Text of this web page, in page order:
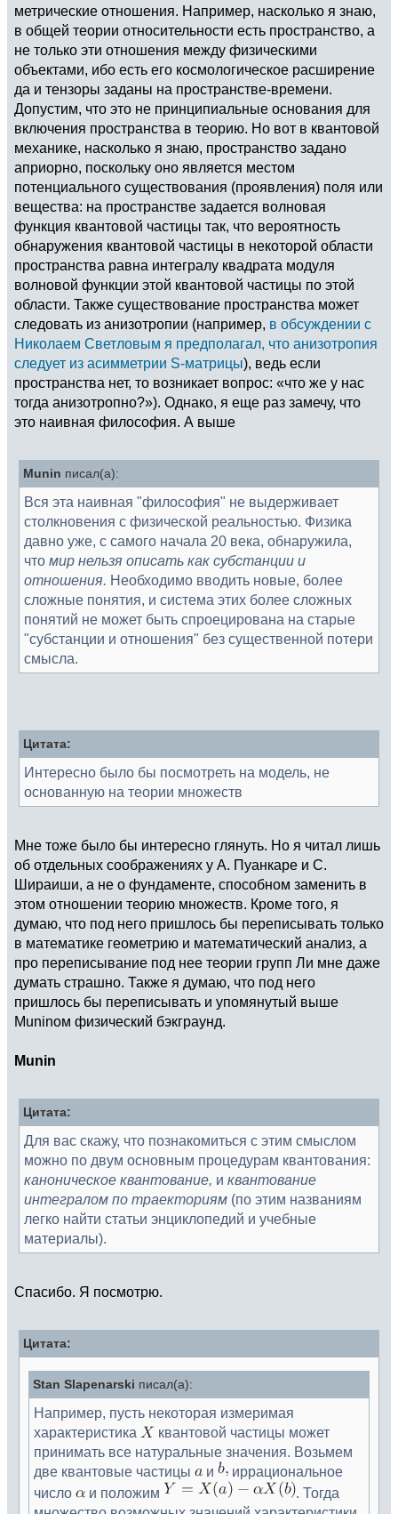
метрические отношения. Например, насколько я знаю,
в общей теории относительности есть пространство, а
не только эти отношения между физическими
объектами, ибо есть его космологическое расширение
да и тензоры заданы на пространстве-времени.
Допустим, что это не принципиальные основания для
включения пространства в теорию. Но вот в квантовой
механике, насколько я знаю, пространство задано
априорно, поскольку оно является местом
потенциального существования (проявления) поля или
вещества: на пространстве задается волновая
функция квантовой частицы так, что вероятность
обнаружения квантовой частицы в некоторой области
пространства равна интегралу квадрата модуля
волновой функции этой квантовой частицы по этой
области. Также существование пространства может
следовать из анизотропии (например, в обсуждении с
Николаем Светловым я предполагал, что анизотропия
следует из асимметрии S-матрицы), ведь если
пространства нет, то возникает вопрос: «что же у нас
тогда анизотропно?»). Однако, я еще раз замечу, что
это наивная философия. А выше
Munin писал(а):
Вся эта наивная "философия" не выдерживает
столкновения с физической реальностью. Физика
давно уже, с самого начала 20 века, обнаружила,
что мир нельзя описать как субстанции и
отношения. Необходимо вводить новые, более
сложные понятия, и система этих более сложных
понятий не может быть спроецирована на старые
"субстанции и отношения" без существенной потери
смысла.
Цитата:
Интересно было бы посмотреть на модель, не
основанную на теории множеств
Мне тоже было бы интересно глянуть. Но я читал лишь
об отдельных соображениях у А. Пуанкаре и С.
Шираиши, а не о фундаменте, способном заменить в
этом отношении теорию множеств. Кроме того, я
думаю, что под него пришлось бы переписывать только
в математике геометрию и математический анализ, а
про переписывание под нее теории групп Ли мне даже
думать страшно. Также я думаю, что под него
пришлось бы переписывать и упомянутый выше
Muninoм физический бэкграунд.
Munin
Цитата:
Для вас скажу, что познакомиться с этим смыслом
можно по двум основным процедурам квантования:
каноническое квантование, и квантование
интегралом по траекториям (по этим названиям
легко найти статьи энциклопедий и учебные
материалы).
Спасибо. Я посмотрю.
Цитата:
Stan Slapenarski писал(а):
Например, пусть некоторая измеримая
характеристика
квантовой частицы может
принимать все натуральные значения. Возьмем
две квантовые частицы
и
иррациональное
число
и положим
. Тогда